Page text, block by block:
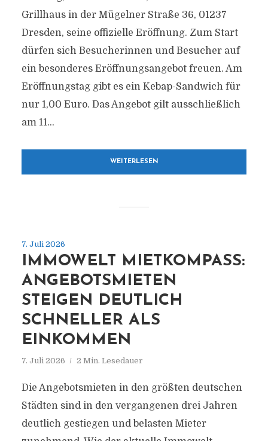
Grillhaus in der Mügelner Straße 36, 01237
Dresden, seine offizielle Eröffnung. Zum Start
dürfen sich Besucherinnen und Besucher auf
ein besonderes Eröffnungsangebot freuen. Am
Eröffnungstag gibt es ein Kebap-Sandwich für
nur 1,00 Euro. Das Angebot gilt ausschließlich
am 11...
WEITERLESEN
7. Juli 2026
IMMOWELT MIETKOMPASS:
ANGEBOTSMIETEN
STEIGEN DEUTLICH
SCHNELLER ALS
EINKOMMEN
7. Juli 2026 2 Min. Lesedauer
Die Angebotsmieten in den größten deutschen
Städten sind in den vergangenen drei Jahren
deutlich gestiegen und belasten Mieter